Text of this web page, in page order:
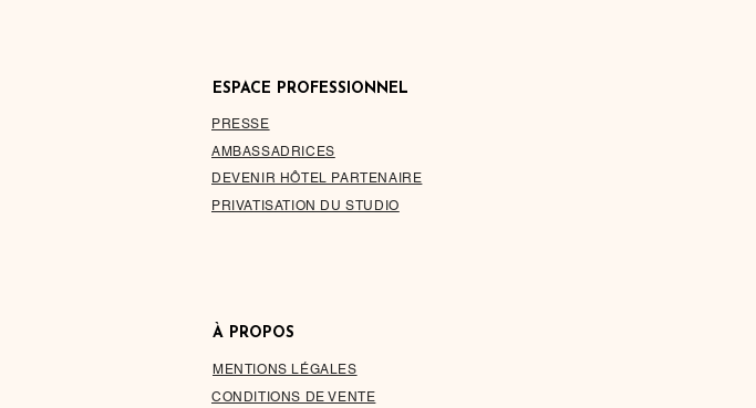
ESPACE PROFESSIONNEL
PRESSE
AMBASSADRICES
DEVENIR HÔTEL PARTENAIRE
PRIVATISATION DU STUDIO
À PROPOS
MENTIONS LÉGALES
CONDITIONS DE VENTE